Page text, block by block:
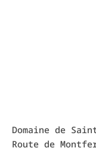
Domaine de
Route de